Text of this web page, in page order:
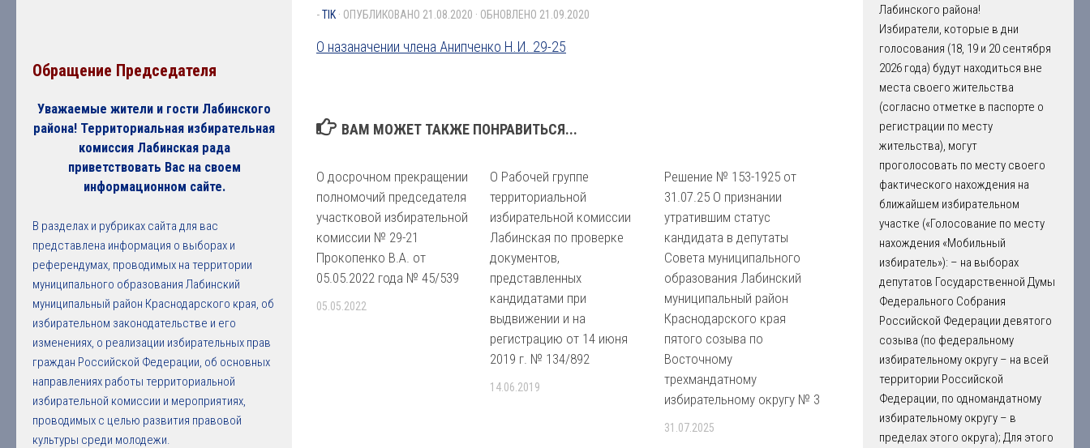
-TIK · ОПУБЛИКОВАНО 21.08.2020 · ОБНОВЛЕНО 21.09.2020
О назаначении члена Анипченко Н.И. 29-25
ВАМ МОЖЕТ ТАКЖЕ ПОНРАВИТЬСЯ...
О досрочном прекращении
полномочий председателя
участковой избирательной
комиссии № 29-21
Прокопенко В.А. от
05.05.2022 года № 45/539
05.05.2022
О Рабочей группе
территориальной
избирательной комиссии
Лабинская по проверке
документов,
представленных
кандидатами при
выдвижении и на
регистрацию от 14 июня
2019 г. № 134/892
14.06.2019
Решение № 153-1925 от
31.07.25 О признании
утратившим статус
кандидата в депутаты
Совета муниципального
образования Лабинский
муниципальный район
Краснодарского края
пятого созыва по
Восточному
трехмандатному
избирательному округу № 3
31.07.2025
Обращение Председателя
Уважаемые жители и гости Лабинского
района! Территориальная избирательная
комиссия Лабинская рада
приветствовать Вас на своем
информационном сайте.
В разделах и рубриках сайта для вас
представлена информация о выборах и
референдумах, проводимых на территории
муниципального образования Лабинский
муниципальный район Краснодарского края, об
избирательном законодательстве и его
изменениях, о реализации избирательных прав
граждан Российской Федерации, об основных
направлениях работы территориальной
избирательной комиссии и мероприятиях,
проводимых с целью развития правовой
культуры среди молодежи.
Лабинского района!
Избиратели, которые в дни
голосования (18, 19 и 20 сентября
2026 года) будут находиться вне
места своего жительства
(согласно отметке в паспорте о
регистрации по месту
жительства), могут
проголосовать по месту своего
фактического нахождения на
ближайшем избирательном
участке («Голосование по месту
нахождения «Мобильный
избиратель»): – на выборах
депутатов Государственной Думы
Федерального Собрания
Российской Федерации девятого
созыва (по федеральному
избирательному округу – на всей
территории Российской
Федерации, по одномандатному
избирательному округу – в
пределах этого округа); Для этого